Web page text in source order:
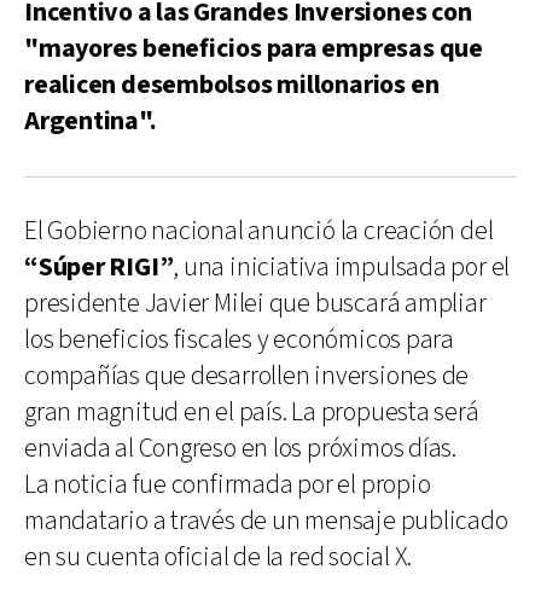
Incentivo a las Grandes Inversiones con
"mayores beneficios para empresas que
realicen desembolsos millonarios en
Argentina".
El Gobierno nacional anunció la creación del
“Súper RIGI”, una iniciativa impulsada por el
presidente Javier Milei que buscará ampliar
los beneficios fiscales y económicos para
compañías que desarrollen inversiones de
gran magnitud en el país. La propuesta será
enviada al Congreso en los próximos días.
La noticia fue confirmada por el propio
mandatario a través de un mensaje publicado
en su cuenta oficial de la red social X.